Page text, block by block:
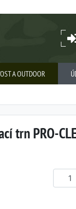
A OUTDOOR
trn PRO-